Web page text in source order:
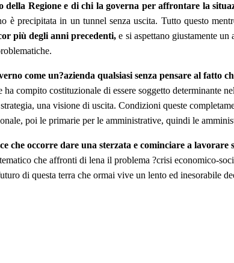
Regione e di chi la governa per affrontare la
è precipitata in un tunnel senza uscita. Tutto questo
più degli anni precedenti, e si aspettano giustamente
come un?azienda qualsiasi senza pensare al fatto
ha compito costituzionale di essere soggetto determinante
una visione di uscita. Condizioni queste
poi le primarie per le amministrative, quindi le
che occorre dare una sterzata e cominciare a lavorare
che affronti di lena il problema ?crisi economico-
di questa terra che ormai vive un lento ed inesorabile